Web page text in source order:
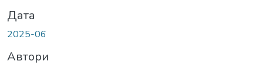
Дата
2025-06
Автори